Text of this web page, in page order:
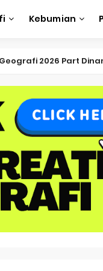
Kebumian
2026 Part
2025 No 51-55
2025 No 46-50
2025 No 41-45
2025 No 36-40
2025 No 31-35
2025 No 26-30